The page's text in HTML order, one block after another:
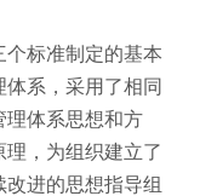
个标准制定的基本
系，采用了相同
理体系思想和方
，为组织建立了
进的思想指导组